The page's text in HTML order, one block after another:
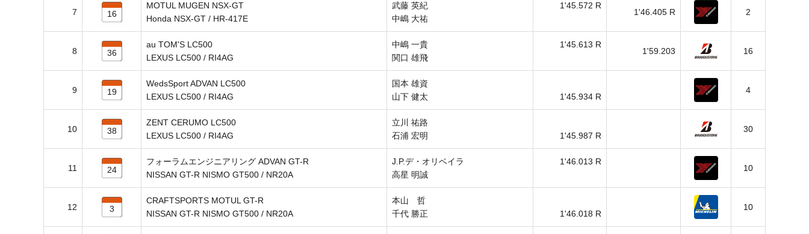
7 16
MOTUL MUGEN NSX-GT
Honda NSX-GT / HR-417E
武藤 英紀
中嶋 大祐
1'45.572 R
1'46.405 R 2
8 36
au TOM'S LC500
LEXUS LC500 / RI4AG
中嶋 一貴
関口 雄飛
1'45.613 R
1'59.203 16
9 19
WedsSport ADVAN LC500
LEXUS LC500 / RI4AG
国本 雄資
山下 健太
1'45.934 R
4
10 38
ZENT CERUMO LC500
LEXUS LC500 / RI4AG
立川 祐路
石浦 宏明
1'45.987 R
30
11 24
フォーラムエンジニアリング ADVAN GT-R
NISSAN GT-R NISMO GT500 / NR20A
J.P.デ・オリベイラ
高星 明誠
1'46.013 R
10
12 3
CRAFTSPORTS MOTUL GT-R
NISSAN GT-R NISMO GT500 / NR20A
本山 哲
千代 勝正
1'46.018 R
10